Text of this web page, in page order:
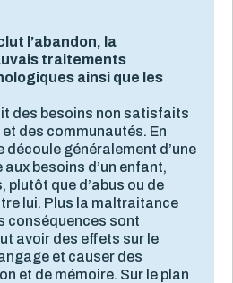
l’abandon, la
traitements
ainsi que les
des besoins non satisfaits
des communautés. En
découle généralement d’une
besoins d’un enfant,
plutôt que d’abus ou de
lui. Plus la maltraitance
conséquences sont
avoir des effets sur le
et causer des
et de mémoire. Sur le plan